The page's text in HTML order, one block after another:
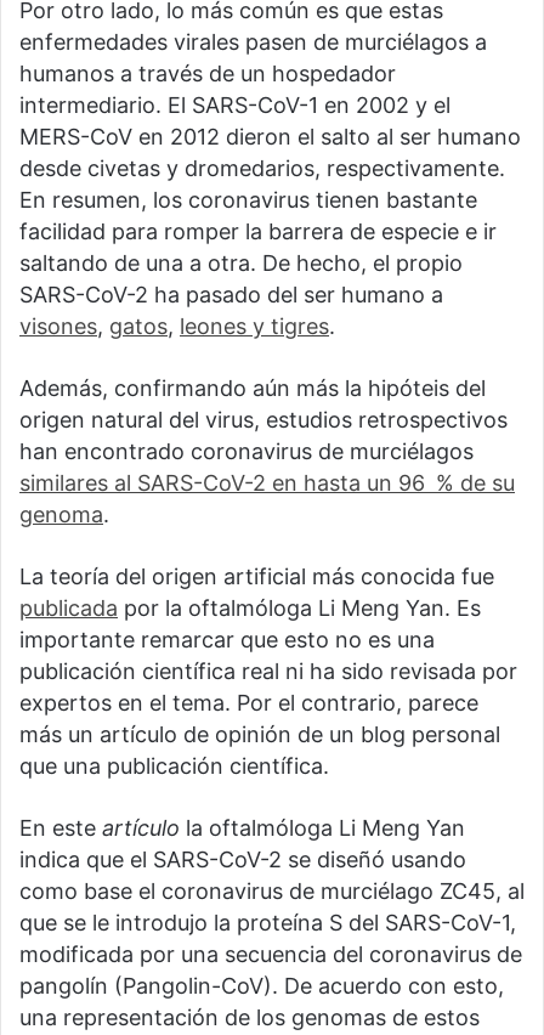
Por otro lado, lo más común es que estas
enfermedades virales pasen de murciélagos a
humanos a través de un hospedador
intermediario. El SARS-CoV-1 en 2002 y el
MERS-CoV en 2012 dieron el salto al ser humano
desde civetas y dromedarios, respectivamente.
En resumen, los coronavirus tienen bastante
facilidad para romper la barrera de especie e ir
saltando de una a otra. De hecho, el propio
SARS-CoV-2 ha pasado del ser humano a
visones, gatos, leones y tigres.
Además, confirmando aún más la hipóteis del
origen natural del virus, estudios retrospectivos
han encontrado coronavirus de murciélagos
similares al SARS-CoV-2 en hasta un 96 % de su
genoma.
La teoría del origen artificial más conocida fue
publicada por la oftalmóloga Li Meng Yan. Es
importante remarcar que esto no es una
publicación científica real ni ha sido revisada por
expertos en el tema. Por el contrario, parece
más un artículo de opinión de un blog personal
que una publicación científica.
En este artículo la oftalmóloga Li Meng Yan
indica que el SARS-CoV-2 se diseñó usando
como base el coronavirus de murciélago ZC45, al
que se le introdujo la proteína S del SARS-CoV-1,
modificada por una secuencia del coronavirus de
pangolín (Pangolin-CoV). De acuerdo con esto,
una representación de los genomas de estos